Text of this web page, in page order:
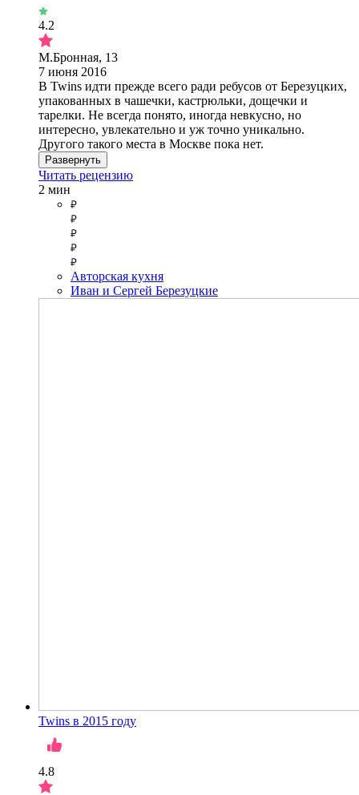
4.2
М.Бронная, 13
7 июня 2016
В Twins идти прежде всего ради ребусов от Березуцких,
упакованных в чашечки, кастрюльки, дощечки и
тарелки. Не всегда понято, иногда невкусно, но
интересно, увлекательно и уж точно уникально.
Другого такого места в Москве пока нет.
Развернуть
Читать рецензию
2 мин
Авторская кухня
Иван и Сергей Березуцкие
Twins в 2015 году
4.8